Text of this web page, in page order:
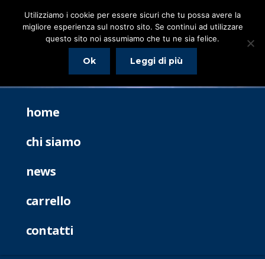
home
chi siamo
news
carrello
contatti
Utilizziamo i cookie per essere sicuri che tu possa avere la
migliore esperienza sul nostro sito. Se continui ad utilizzare
questo sito noi assumiamo che tu ne sia felice.
Ok Leggi di più